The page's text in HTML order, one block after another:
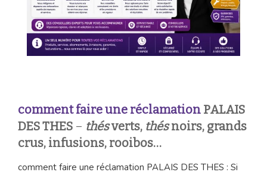
comment faire une réclamation PALAIS
DES THES – thésverts, thésnoirs, grands
crus, infusions, rooibos…
comment faire une réclamation PALAIS DES THES : Si